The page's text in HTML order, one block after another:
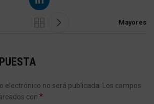
Mayores
electrónico no será publicada.
Los campos
con *